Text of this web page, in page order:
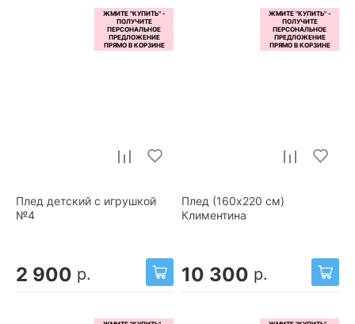
Плед детский с игрушкой
№4
2 900 р.
Плед (160x220 см)
Климентина
10 300 р.